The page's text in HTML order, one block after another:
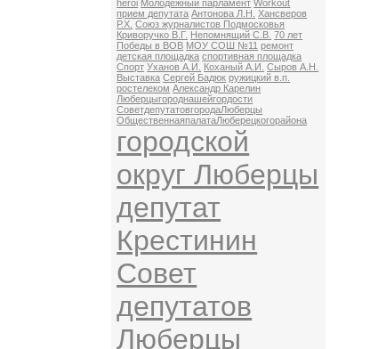
herói Молодежный парламент Workout
прием депутата Антонова Л.Н.
Хансверов
Р.Х. Союз журналистов Подмосковья
Криворучко В.Г. Непомнящий С.В. 70 лет
Победы в ВОВ МОУ СОШ №11 ремонт
детская площадка спортивная площадка
Спорт Уханов А.И. Коханый А.И.
Сыров А.Н.
Выставка Сергей Бадюк ружицкий в.п.
ростелеком Александр Карелин
Люберцыгороднашейгордости
СоветдепутатовгородаЛюберцы
ОбщественнаяпалатаЛюберецкогорайона
городской
округ Люберцы
депутат
Крестинин
Совет
депутатов
Люберцы